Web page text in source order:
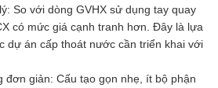
So với dòng GVHX sử dụng tay quay
có mức giá cạnh tranh hơn. Đây là lựa
dự án cấp thoát nước cần triển khai với
đơn giản: Cấu tạo gọn nhẹ, ít bộ phận